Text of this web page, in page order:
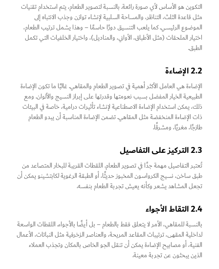
التكوين هو الأساس لأي صورة رائعة. بالنسبة لتصوير الطعام، يتم استخدام تقنيات
مثل قاعدة الثلث، التناظر، والمساحة السلبية لإنشاء توازن وجذب الانتباه إلى
الموضوع الرئيسي. كما يلعب التنسيق دورًا حاسمًا – وهذا يشمل ترتيب الطعام،
اختيار الملحقات (مثل الأطباق، الأواني، والمناديل)، واختيار الخلفيات التي تكمل
الطبق.
2.2 الإضاءة
الإضاءة هي العامل الأكثر أهمية في تصوير الطعام والمقاهي. غالبًا ما تكون الإضاءة
الطبيعية الخيار المفضل بسبب نعومتها وقدرتها على إبراز النسيج والألوان. ومع
ذلك، يمكن استخدام الإضاءة الاصطناعية لإنشاء تأثيرات درامية، خاصة في البيئات
ذات الإضاءة المنخفضة مثل المقاهي. تضمن الإضاءة المناسبة أن يبدو الطعام
طازجًا، مغريًا، ومشرقًا.
2.3 التركيز على التفاصيل
تُعتبر التفاصيل مهمة جدًا في تصوير الطعام. اللقطات القريبة للبخار المتصاعد من
طبق ساخن، نسيج الكرواسون المخبوز حديثًا، أو الطبقة الرغوية لكابتشينو يمكن أن
تجعل المشاهد يشعر وكأنه يعيش تجربة الطعام بنفسه.
2.4 التقاط الأجواء
بالنسبة للمقاهي، الأمر لا يتعلق فقط بالطعام – بل أيضًا بالأجواء. اللقطات الواسعة
لداخلية المقهى، ترتيبات المقاعد المريحة، والعناصر الزخرفية مثل النباتات، الأعمال
الفنية، أو مصابيح الإضاءة يمكن أن تنقل الجو الخاص بالمكان وتجذب العملاء
الذين يبحثون عن تجربة معينة.